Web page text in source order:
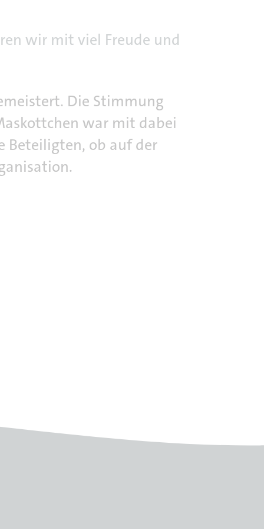
wir mit viel Freude und
Die Stimmung
war mit dabei
Beteiligten, ob auf der